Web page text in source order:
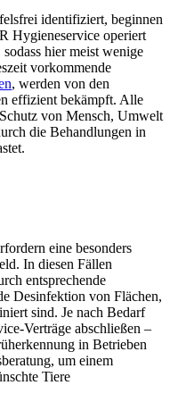
identifiziert, beginnen
Hygieneservice operiert
hier meist wenige
vorkommende
, werden von den
effizient bekämpft. Alle
von Mensch, Umwelt
die Behandlungen in
eine besonders
In diesen Fällen
entsprechende
Desinfektion von Flächen,
sind. Je nach Bedarf
Verträge abschließen –
in Betrieben
um einem
Tiere